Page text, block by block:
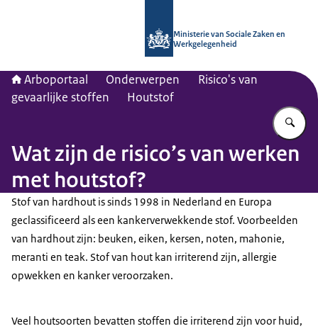
Ministerie van Sociale Zaken en
Werkgelegenheid
Arboportaal Onderwerpen
Risico's van
gevaarlijke stoffen
Houtstof
Wat zijn de risico’s van werken
met houtstof?
Stof van hardhout is sinds 1998 in Nederland en Europa
geclassificeerd als een kankerverwekkende stof. Voorbeelden
van hardhout zijn: beuken, eiken, kersen, noten, mahonie,
meranti en teak. Stof van hout kan irriterend zijn, allergie
opwekken en kanker veroorzaken.
Veel houtsoorten bevatten stoffen die irriterend zijn voor huid,